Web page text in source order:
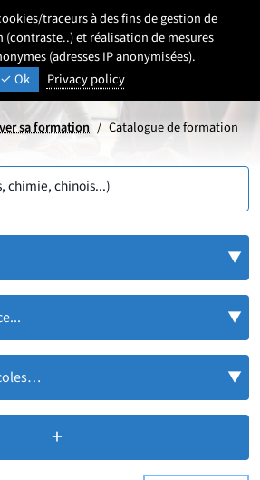
traceurs à des fins de gestion de
et réalisation de mesures
(adresses IP anonymisées).
Ok
Privacy policy
ParamétrageSélectionner une
FR
- Français
sa formation / Catalogue de formation
chimie, chinois...)
+de critères de